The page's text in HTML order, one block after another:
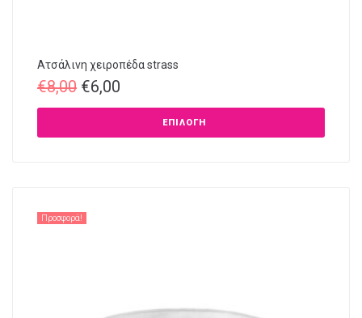
Ατσάλινη χειροπέδα strass
€8,00 €6,00
ΕΠΙΛΟΓΉ
Προσφορά!